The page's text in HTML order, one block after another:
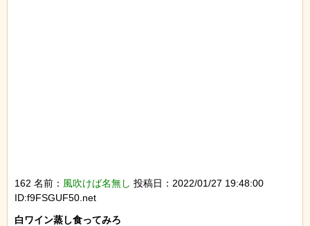
162 名前： 風吹けば名無し 投稿日：2022/01/27 19:48:00
ID:f9FSGUF50.net
白ワイン蒸し食ってみろ